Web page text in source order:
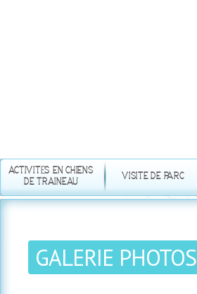
ACTIVITÉS EN CHIENS
DE TRAINEAU
VISITE DE PARC
GALERIE PHOTOS